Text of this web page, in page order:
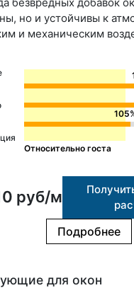
но и устойчивы к
и механическим
Относительно госта
руб/м
Подробнее
для окон